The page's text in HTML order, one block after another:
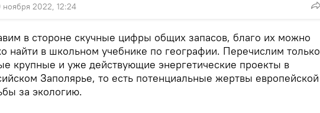
ноября 2022, 12:24
в стороне скучные цифры общих запасов, благо их можно
найти в школьном учебнике по географии. Перечислим только
крупные и уже действующие энергетические проекты в
Заполярье, то есть потенциальные жертвы европейской
за экологию.